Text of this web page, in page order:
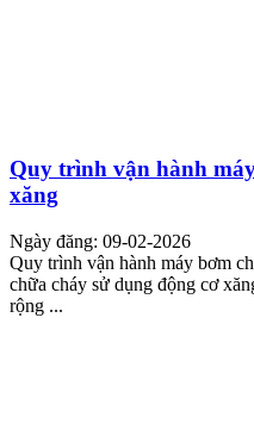
Quy trình vận hành
xăng
Ngày đăng: 09-02-2026
Quy trình vận hành máy bơm
chữa cháy sử dụng động cơ
rộng ...